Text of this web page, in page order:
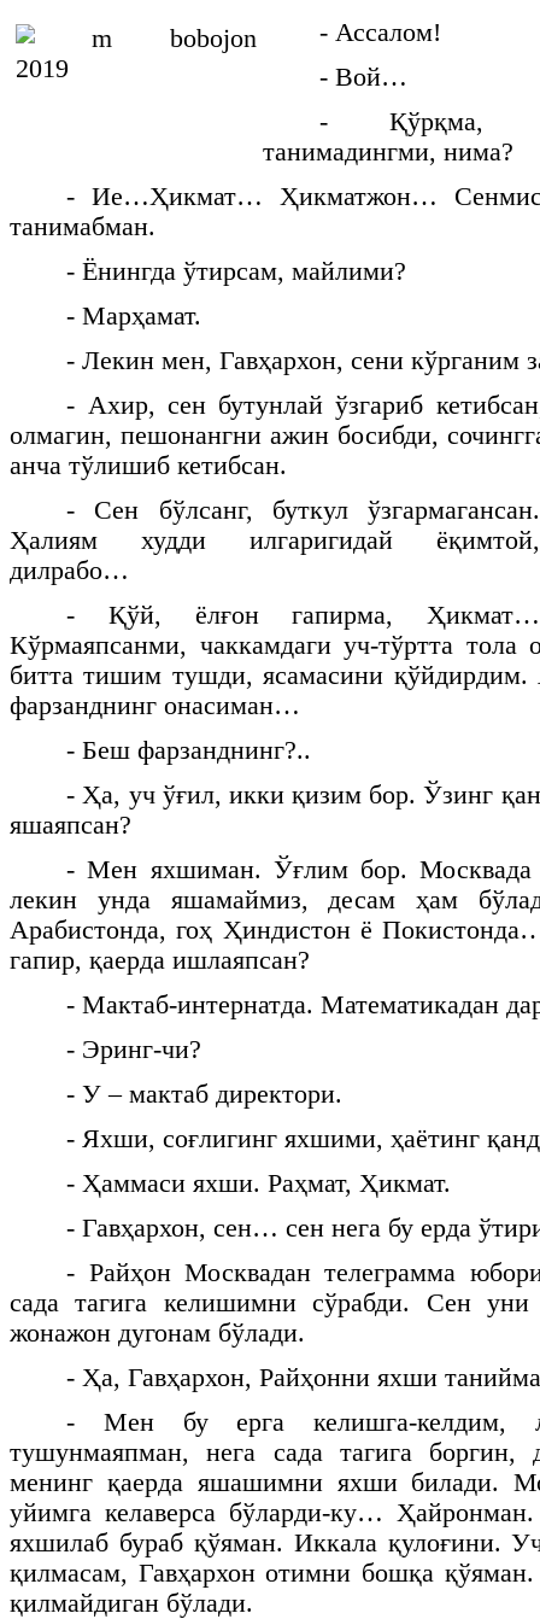
- Ассалом!
- Вой…
- Қўрқма,
танимадингми, нима?
- Ие…Ҳикмат… Ҳикматжон…
танимабман.
- Ёнингда ўтирсам, майлими?
- Марҳамат.
- Лекин мен, Гавҳархон, сени кўрганим
- Ахир, сен бутунлай ўзгариб
олмагин, пешонангни ажин босибди,
анча тўлишиб кетибсан.
- Сен бўлсанг, буткул ўзгармагансан.
Ҳалиям худди илгаригидай ёқимтой,
дилрабо…
- Қўй, ёлғон гапирма, Ҳикмат…
Кўрмаяпсанми, чаккамдаги уч-тўртта
битта тишим тушди, ясамасини
фарзанднинг онасиман…
- Беш фарзанднинг?..
- Ҳа, уч ўғил, икки қизим бор. Ўзинг
яшаяпсан?
- Мен яхшиман. Ўғлим бор. Москвада
лекин унда яшамаймиз, десам ҳам
Арабистонда, гоҳ Ҳиндистон ё
гапир, қаерда ишлаяпсан?
- Мактаб-интернатда. Математикадан
- Эринг-чи?
- У – мактаб директори.
- Яхши, соғлигинг яхшими, ҳаётинг
- Ҳаммаси яхши. Раҳмат, Ҳикмат.
- Гавҳархон, сен… сен нега бу ерда
- Райҳон Москвадан телеграмма
сада тагига келишимни сўрабди. Сен
жонажон дугонам бўлади.
- Ҳа, Гавҳархон, Райҳонни яхши
- Мен бу ерга келишга-келдим,
тушунмаяпман, нега сада тагига
менинг қаерда яшашимни яхши билади.
уйимга келаверса бўларди-ку…
яхшилаб бураб қўяман. Иккала қулоғини.
қилмасам, Гавҳархон отимни бошқа
қилмайдиган бўлади.